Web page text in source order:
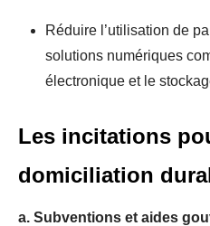
Réduire l’utilisation de
solutions numériques
électronique et le
Les incitations
domiciliation
a. Subventions et aides